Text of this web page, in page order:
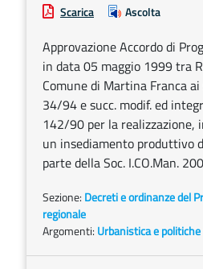
Scarica Ascolta
Approvazione Accordo di
in data 05 maggio 1999 tra
Comune di Martina Franca ai
34/94 e succ. modif. ed
142/90 per la realizzazione,
un insediamento produttivo
parte della Soc. I.CO.Man.
Sezione: Decreti e ordinanze del
regionale
Argomenti: Urbanistica e